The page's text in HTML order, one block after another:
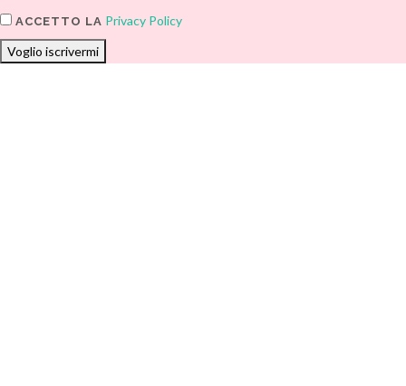
ACCETTO LA Privacy Policy
Voglio iscrivermi